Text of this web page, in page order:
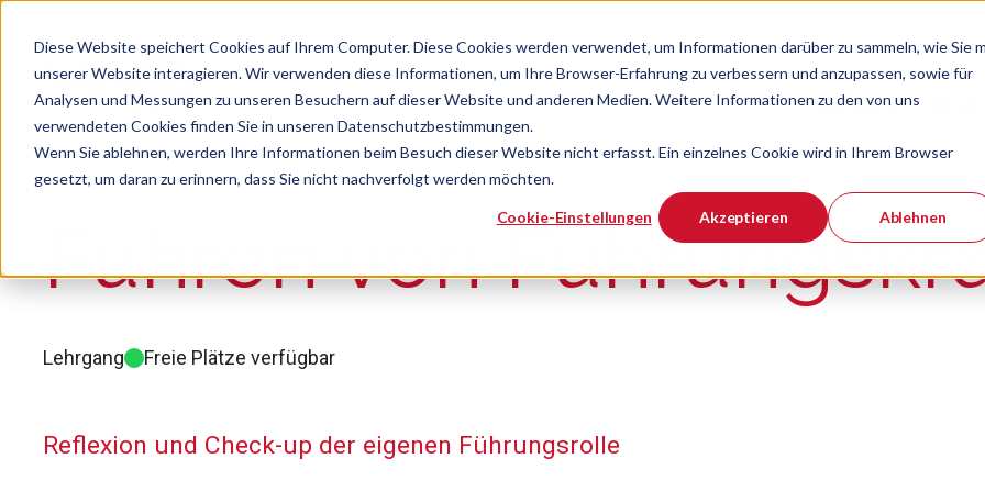
Diese Website speichert Cookies auf Ihrem Computer. Diese Cookies werden verwendet, um Informationen darüber zu sammeln, wie Sie
unserer Website interagieren. Wir verwenden diese Informationen, um Ihre Browser-Erfahrung zu verbessern und anzupassen, sowie für
Analysen und Messungen zu unseren Besuchern auf dieser Website und anderen Medien. Weitere Informationen zu den von uns
verwendeten Cookies finden Sie in unseren Datenschutzbestimmungen.
Wenn Sie ablehnen, werden Ihre Informationen beim Besuch dieser Website nicht erfasst. Ein einzelnes Cookie wird in Ihrem Browser
gesetzt, um daran zu erinnern, dass Sie nicht nachverfolgt werden möchten.
Cookie-Einstellungen Akzeptieren Ablehnen
Zeige
Verband
Suche
Es gibt keine Vorschläge, da das Suchfeld leer ist.
Führen von
Lehrgang Freie Plätze verfügbar
Reflexion und Check-up der eigenen Führungsrolle